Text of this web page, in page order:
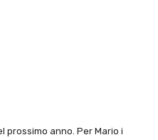
prossimo anno. Per Mario i